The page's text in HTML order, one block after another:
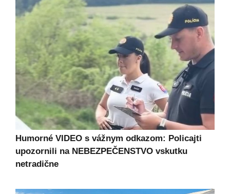
Humorné VIDEO s vážnym odkazom: Policajti
upozornili na NEBEZPEČENSTVO vskutku
netradične